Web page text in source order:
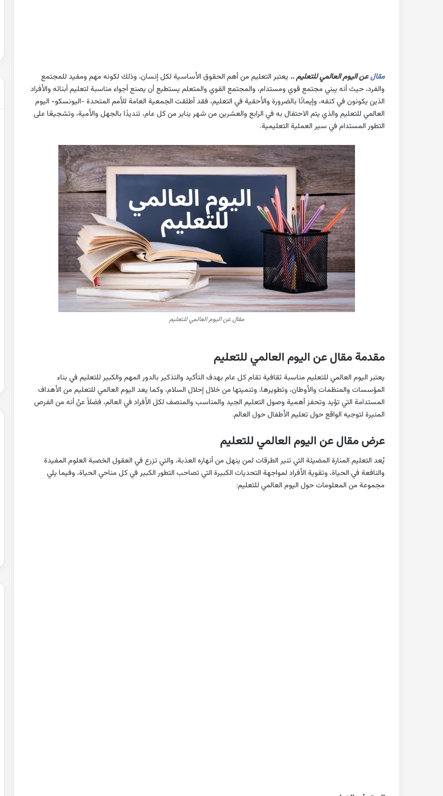
مقالعن اليوم العالمي للتعليم .. يعتبر التعليم من أهم الحقوق الأساسية لكل إنسان، وذلك لكونه مهم ومفيد للمجتمع
والفرد، حيث أنه يبني مجتمع قوي ومستدام، والمجتمع القوي والمتعلم يستطيع أن يصنع أجواء مناسبة لتعليم أبنائه والأفراد
الذين يكونون في كنفه، وإيمانًا بالضرورة والأحقية في التعليم، فقد أطلقت الجمعية العامة للأمم المتحدة -اليونسكو- اليوم
العالمي للتعليم والذي يتم الاحتفال به في الرابع والعشرين من شهر يناير من كل عام، تنديدًا بالجهل والأمية، وتشجيعًا على
التطور المستدام في سير العملية التعليمية.
مقال عن اليوم العالمي للتعليم
مقدمة مقال عن اليوم العالمي للتعليم
يعتبر اليوم العالمي للتعليم مناسبة ثقافية تقام كل عام بهدف التأكيد والتذكير بالدور المهم والكبير للتعليم في بناء
المؤسسات والمنظمات والأوطان، وتطويرها، وتنميتها من خلال إحلال السلام، وكما يعد اليوم العالمي للتعليم من الأهداف
المستدامة التي تؤيد وتحفز أهمية وصول التعليم الجيد والمناسب والمنصف لكل الأفراد في العالم، فضلاً عنْ أنه من الفرص
المنيرة لتوجيه الواقع حول تعليم الأطفال حول العالم.
عرض مقال عن اليوم العالمي للتعليم
يُعد التعليم المنارة المضيئة التي تنير الطرقات لمن ينهل من أنهاره العذبة، والتي تزرع في العقول الخصبة العلوم المفيدة
والنافعة في الحياة، وتقوية الأفراد لمواجهة التحديات الكبيرة التي تصاحب التطور الكبير في كل مناحي الحياة، وفيما يلي
مجموعة من المعلومات حول اليوم العالمي للتعليم: